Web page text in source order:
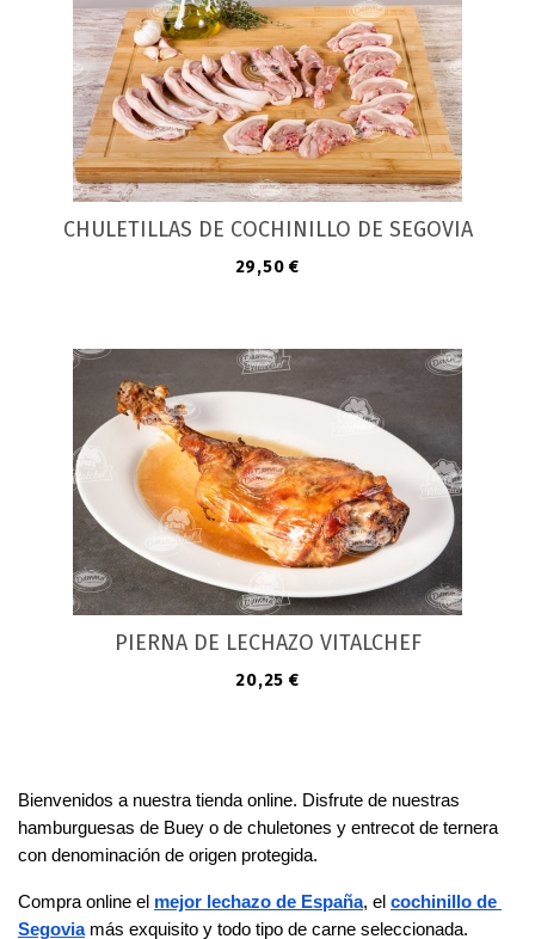
CHULETILLAS DE COCHINILLO DE SEGOVIA
Precio
29,50 €
PIERNA DE LECHAZO VITALCHEF
Precio
20,25 €
Bienvenidos a nuestra tienda online. Disfrute de nuestras
hamburguesas de Buey o de chuletones y entrecot de ternera
con denominación de origen protegida.
Compra online el mejor lechazo de España, el cochinillo de
Segovia más exquisito y todo tipo de carne seleccionada.